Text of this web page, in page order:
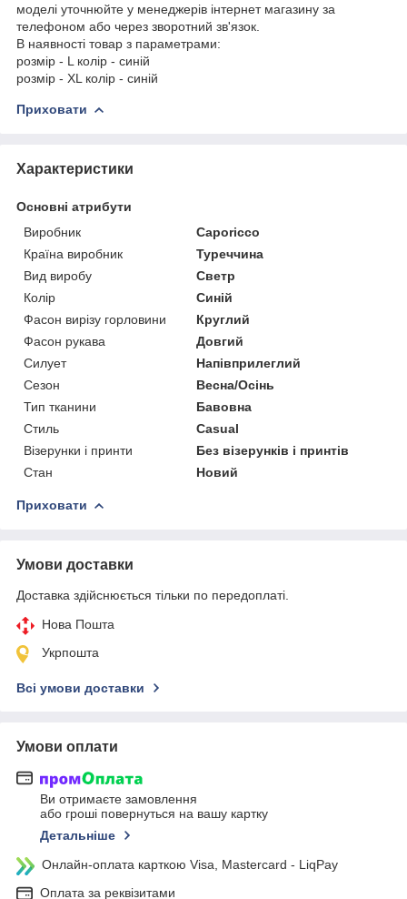
моделі уточнюйте у менеджерів інтернет магазину за
телефоном або через зворотний зв'язок.
В наявності товар з параметрами:
розмір - L колір - синій
розмір - XL колір - синій
Приховати
Характеристики
Основні атрибути
Виробник
Caporicco
Країна виробник
Туреччина
Вид виробу
Светр
Колір
Синій
Фасон вирізу горловини
Круглий
Фасон рукава
Довгий
Силует
Напівприлеглий
Сезон
Весна/Осінь
Тип тканини
Бавовна
Стиль
Casual
Візерунки і принти
Без візерунків і принтів
Стан
Новий
Приховати
Умови доставки
Доставка здійснюється тільки по передоплаті.
Нова Пошта
Укрпошта
Всі умови доставки
Умови оплати
Ви отримаєте замовлення
або гроші повернуться на вашу картку
Детальніше
Онлайн-оплата карткою Visa, Mastercard - LiqPay
Оплата за реквізитами